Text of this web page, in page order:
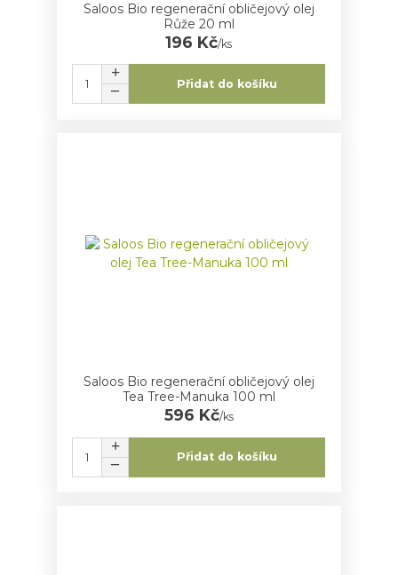
Saloos Bio regenerační obličejový olej
Růže 20 ml
196 Kč/ks
Přidat do košíku
Saloos Bio regenerační obličejový olej
Tea Tree-Manuka 100 ml
596 Kč/ks
Přidat do košíku